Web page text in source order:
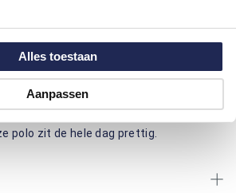
Alles toestaan
Aanpassen
geeft fijne bewegingsruimte en valt
van Katoen en elastaan voelt
en veert mee, zodat je de hele dag
de stof netjes in vorm blijft. De effen
zorgt voor een rustige uitstraling
De knoopsluiting en stevige kraag
polo zit de hele dag prettig.